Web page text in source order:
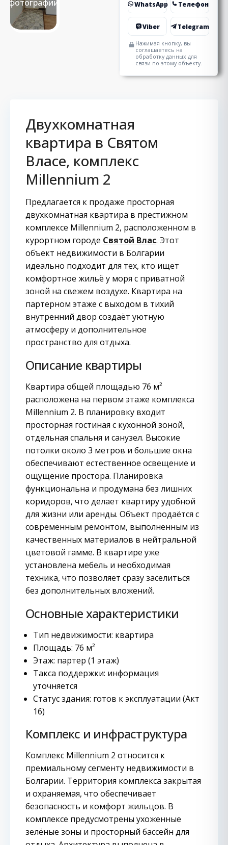
фотографии
WhatsApp Телефон
Viber Telegram
Нажимая кнопку, вы
соглашаетесь на
обработку данных для
связи по этому объекту.
Двухкомнатная
квартира в Святом
Власе, комплекс
Millennium 2
Предлагается к продаже просторная
двухкомнатная квартира в престижном
комплексе Millennium 2, расположенном в
курортном городе Святой Влас. Этот
объект недвижимости в Болгарии
идеально подходит для тех, кто ищет
комфортное жильё у моря с приватной
зоной на свежем воздухе. Квартира на
партерном этаже с выходом в тихий
внутренний двор создаёт уютную
атмосферу и дополнительное
пространство для отдыха.
Описание квартиры
Квартира общей площадью 76 м²
расположена на первом этаже комплекса
Millennium 2. В планировку входит
просторная гостиная с кухонной зоной,
отдельная спальня и санузел. Высокие
потолки около 3 метров и большие окна
обеспечивают естественное освещение и
ощущение простора. Планировка
функциональна и продумана без лишних
коридоров, что делает квартиру удобной
для жизни или аренды. Объект продаётся с
современным ремонтом, выполненным из
качественных материалов в нейтральной
цветовой гамме. В квартире уже
установлена мебель и необходимая
техника, что позволяет сразу заселиться
без дополнительных вложений.
Основные характеристики
Тип недвижимости: квартира
Площадь: 76 м²
Этаж: партер (1 этаж)
Такса поддержки: информация
уточняется
Статус здания: готов к эксплуатации (Акт
16)
Комплекс и инфраструктура
Комплекс Millennium 2 относится к
премиальному сегменту недвижимости в
Болгарии. Территория комплекса закрытая
и охраняемая, что обеспечивает
безопасность и комфорт жильцов. В
комплексе предусмотрены ухоженные
зелёные зоны и просторный бассейн для